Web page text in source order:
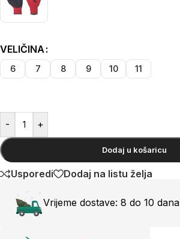
VELIČINA
6 7 8 9 10 11
- +
Dodaj u košaricu
Usporedi Dodaj na listu želja
Vrijeme dostave: 8 do 10 dana